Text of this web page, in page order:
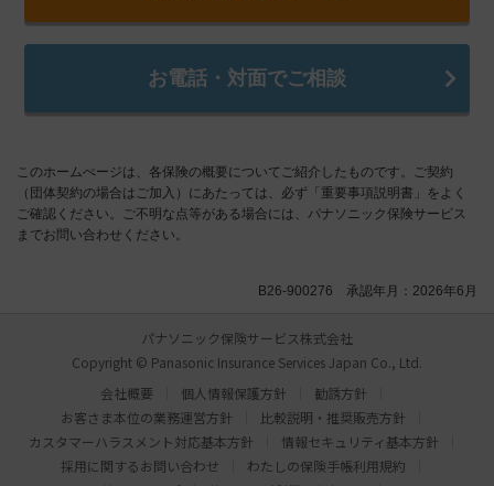
お電話・対面でご相談
このホームぺージは、各保険の概要についてご紹介したものです。ご契約
（団体契約の場合はご加入）にあたっては、必ず「重要事項説明書」をよく
ご確認ください。ご不明な点等がある場合には、パナソニック保険サービス
までお問い合わせください。
B26-900276 承認年月：2026年6月
パナソニック保険サービス株式会社
Copyright © Panasonic Insurance Services Japan Co., Ltd.
会社概要
個人情報保護方針
勧誘方針
お客さま本位の業務運営方針
比較説明・推奨販売方針
カスタマーハラスメント対応基本方針
情報セキュリティ基本方針
採用に関するお問い合わせ
わたしの保険手帳利用規約